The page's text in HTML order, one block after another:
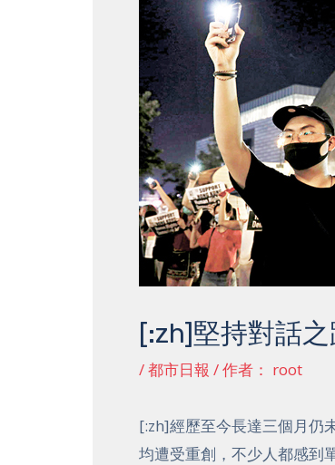
[:zh]堅持對話
/都市日報 / 作者： root
[:zh]經歷至今長達三個月仍
均遭受重創，不少人都感到